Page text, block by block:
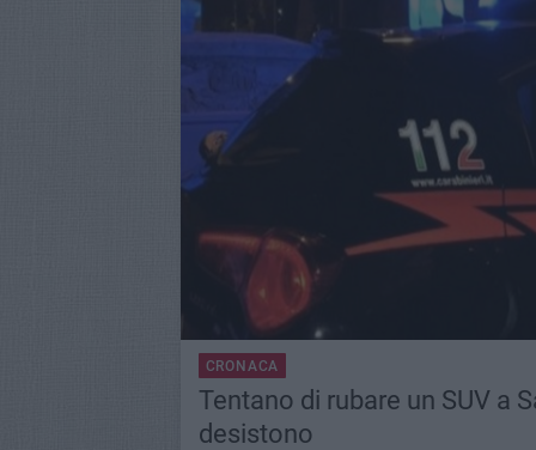
CRONACA
Tentano di rubare un SUV a
desistono